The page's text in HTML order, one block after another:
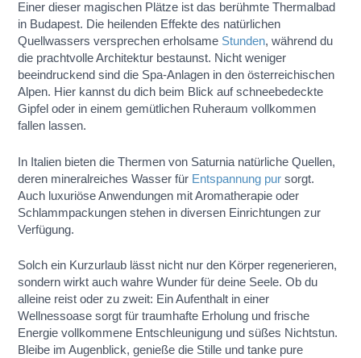
Einer dieser magischen Plätze ist das berühmte Thermalbad
in Budapest. Die heilenden Effekte des natürlichen
Quellwassers versprechen erholsame Stunden, während du
die prachtvolle Architektur bestaunst. Nicht weniger
beeindruckend sind die Spa-Anlagen in den österreichischen
Alpen. Hier kannst du dich beim Blick auf schneebedeckte
Gipfel oder in einem gemütlichen Ruheraum vollkommen
fallen lassen.
In Italien bieten die Thermen von Saturnia natürliche Quellen,
deren mineralreiches Wasser für Entspannung pur sorgt.
Auch luxuriöse Anwendungen mit Aromatherapie oder
Schlammpackungen stehen in diversen Einrichtungen zur
Verfügung.
Solch ein Kurzurlaub lässt nicht nur den Körper regenerieren,
sondern wirkt auch wahre Wunder für deine Seele. Ob du
alleine reist oder zu zweit: Ein Aufenthalt in einer
Wellnessoase sorgt für traumhafte Erholung und frische
Energie vollkommene Entschleunigung und süßes Nichtstun.
Bleibe im Augenblick, genieße die Stille und tanke pure